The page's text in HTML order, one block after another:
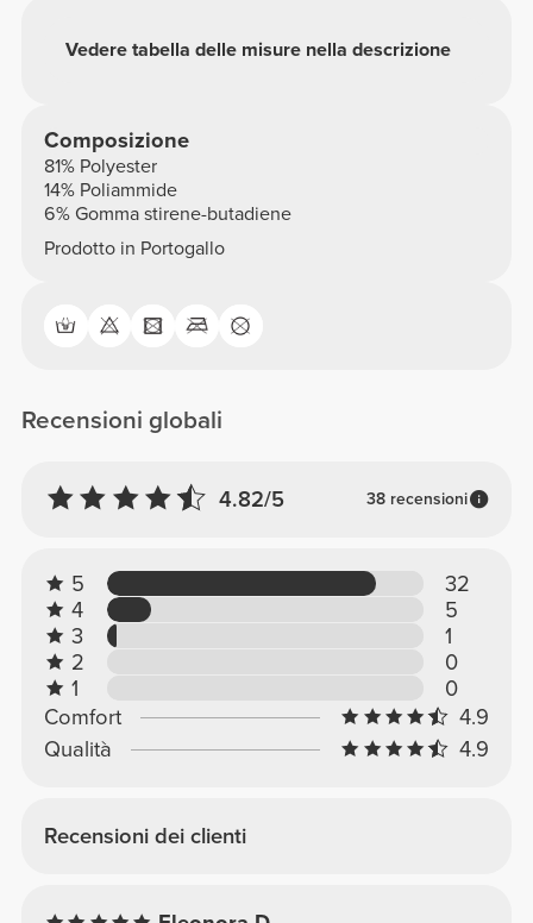
Vedere tabella delle misure nella descrizione
Composizione
81% Polyester
14% Poliammide
6% Gomma stirene-butadiene
Prodotto in Portogallo
Recensioni globali
4.82/5 38 recensioni
5
32
4
5
3
1
2
0
1
0
Comfort
4.9
Qualità
4.9
Recensioni dei clienti